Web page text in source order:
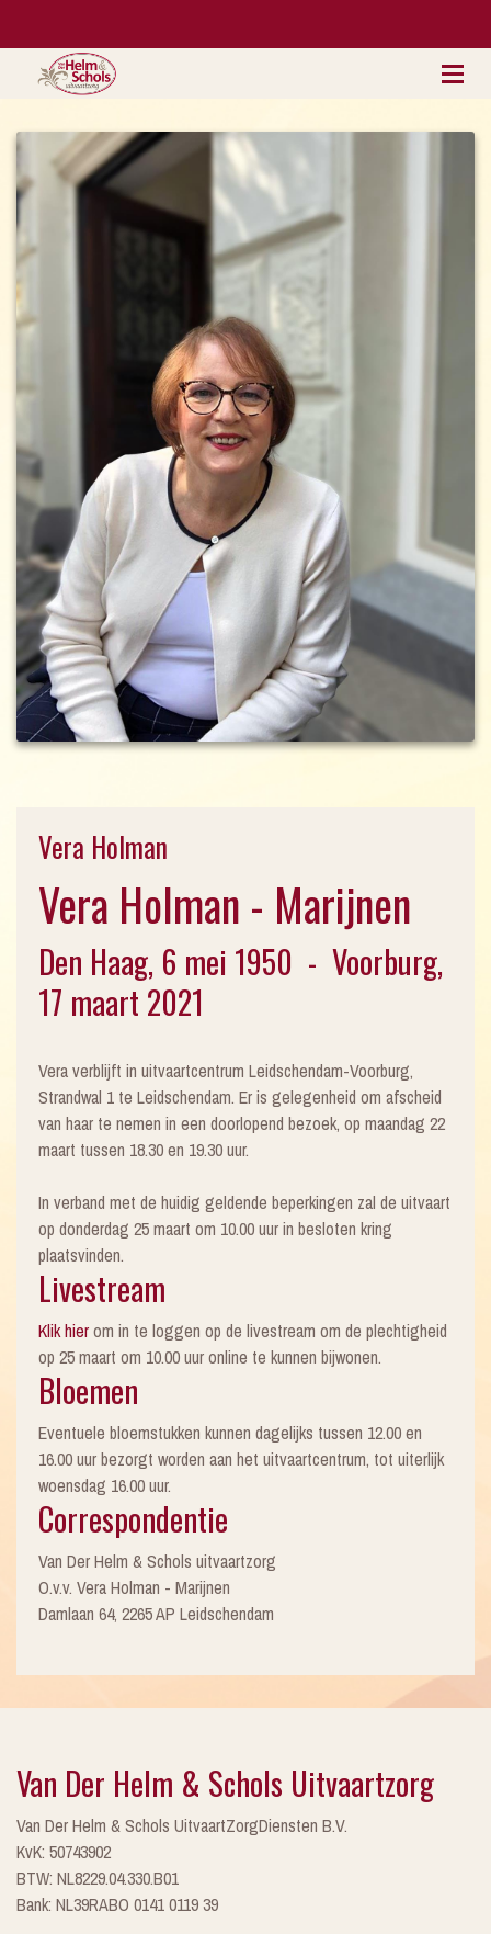
Vera Holman
Vera Holman - Marijnen
Den Haag, 6 mei 1950 - Voorburg,
17 maart 2021
Vera verblijft in uitvaartcentrum Leidschendam-Voorburg,
Strandwal 1 te Leidschendam. Er is gelegenheid om afscheid
van haar te nemen in een doorlopend bezoek, op maandag 22
maart tussen 18.30 en 19.30 uur.
In verband met de huidig geldende beperkingen zal de uitvaart
op donderdag 25 maart om 10.00 uur in besloten kring
plaatsvinden.
Livestream
Klik hierom in te loggen op de livestream om de plechtigheid
op 25 maart om 10.00 uur online te kunnen bijwonen.
Bloemen
Eventuele bloemstukken kunnen dagelijks tussen 12.00 en
16.00 uur bezorgt worden aan het uitvaartcentrum, tot uiterlijk
woensdag 16.00 uur.
Correspondentie
Van Der Helm & Schols uitvaartzorg
O.v.v. Vera Holman - Marijnen
Damlaan 64, 2265 AP Leidschendam
Van Der Helm & Schols Uitvaartzorg
Van Der Helm & Schols UitvaartZorgDiensten B.V.
KvK: 50743902
BTW: NL8229.04.330.B01
Bank: NL39RABO 0141 0119 39